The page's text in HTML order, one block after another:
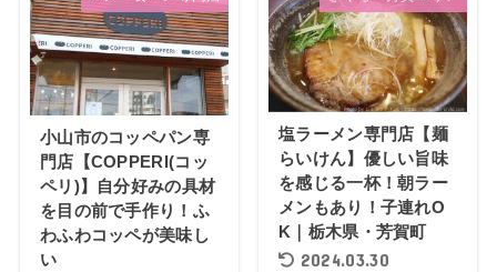
小山市のコッペパン専
門店【COPPERI(コッ
ペリ)】自分好みの具材
を目の前で手作り！ふ
わふわコッペが美味し
い
塩ラーメン専門店【麺
らいけん】優しい旨味
を感じる一杯！朝ラー
メンもあり！子連れO
K｜栃木県・芳賀町
2024.03.30